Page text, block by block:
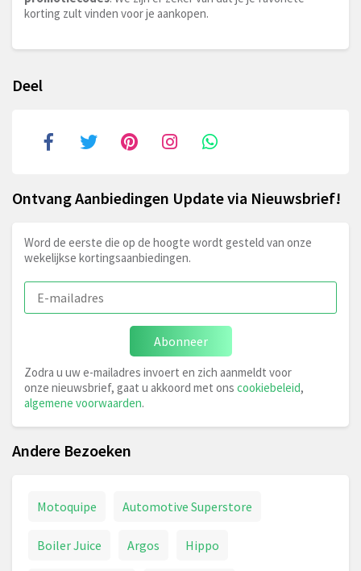
korting zult vinden voor je aankopen.
Deel
Ontvang Aanbiedingen Update via Nieuwsbrief!
Word de eerste die op de hoogte wordt gesteld van onze
wekelijkse kortingsaanbiedingen.
Abonneer
Zodra u uw e-mailadres invoert en zich aanmeldt voor
onze nieuwsbrief, gaat u akkoord met ons cookiebeleid,
algemene voorwaarden.
Andere Bezoeken
Motoquipe Automotive Superstore
Boiler Juice Argos Hippo